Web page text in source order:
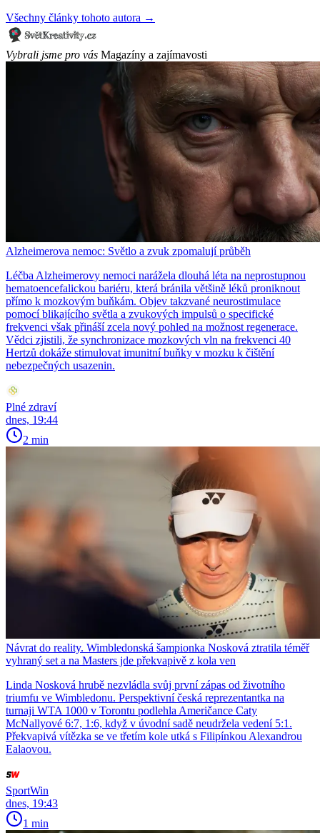
Všechny články tohoto autora →
Vybrali jsme pro vás Magazíny a zajímavosti
Alzheimerova nemoc: Světlo a zvuk zpomalují průběh
Léčba Alzheimerovy nemoci narážela dlouhá léta na neprostupnou
hematoencefalickou bariéru, která bránila většině léků proniknout
přímo k mozkovým buňkám. Objev takzvané neurostimulace
pomocí blikajícího světla a zvukových impulsů o specifické
frekvenci však přináší zcela nový pohled na možnost regenerace.
Vědci zjistili, že synchronizace mozkových vln na frekvenci 40
Hertzů dokáže stimulovat imunitní buňky v mozku k čištění
nebezpečných usazenin.
Plné zdraví
dnes, 19:44
2 min
Návrat do reality. Wimbledonská šampionka Nosková ztratila téměř
vyhraný set a na Masters jde překvapivě z kola ven
Linda Nosková hrubě nezvládla svůj první zápas od životního
triumfu ve Wimbledonu. Perspektivní česká reprezentantka na
turnaji WTA 1000 v Torontu podlehla Američance Caty
McNallyové 6:7, 1:6, když v úvodní sadě neudržela vedení 5:1.
Překvapivá vítězka se ve třetím kole utká s Filipínkou Alexandrou
Ealaovou.
SportWin
dnes, 19:43
1 min